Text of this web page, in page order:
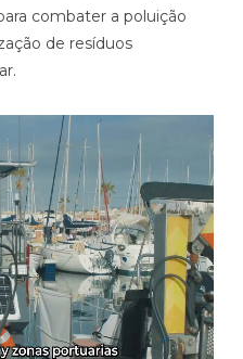
combater a poluição
de resíduos